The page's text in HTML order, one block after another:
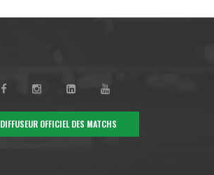
DIFFUSEUR OFFICIEL DES MATCHS